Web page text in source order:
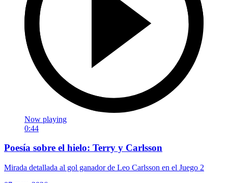
Now playing
0:44
Poesía sobre el hielo: Terry y Carlsson
Mirada detallada al gol ganador de Leo Carlsson en el Juego 2